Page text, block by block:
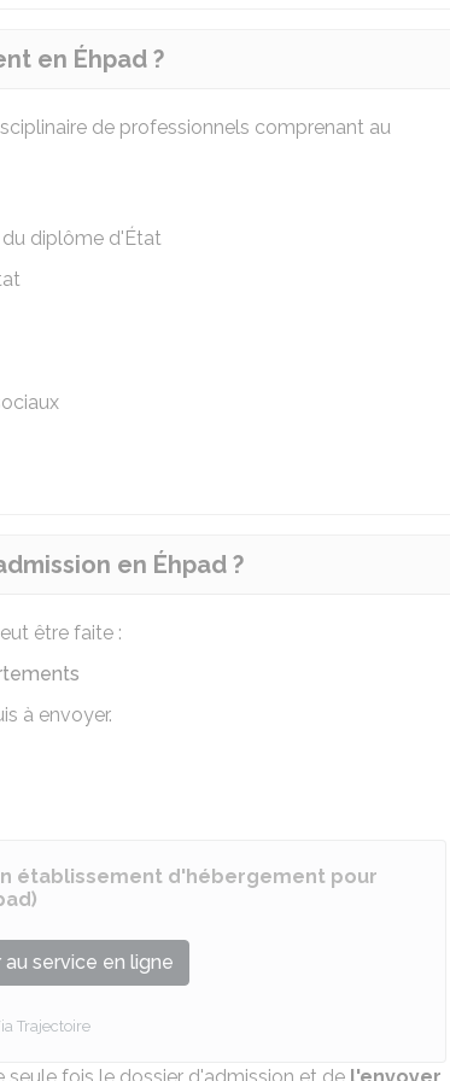
en Éhpad ?
de professionnels comprenant au
du diplôme d'État
en Éhpad ?
être faite :
à envoyer.
établissement d'hébergement pour
service en ligne
Trajectoire